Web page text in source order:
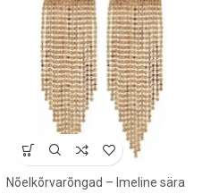
Nõelkõrvarõngad – Imeline sära